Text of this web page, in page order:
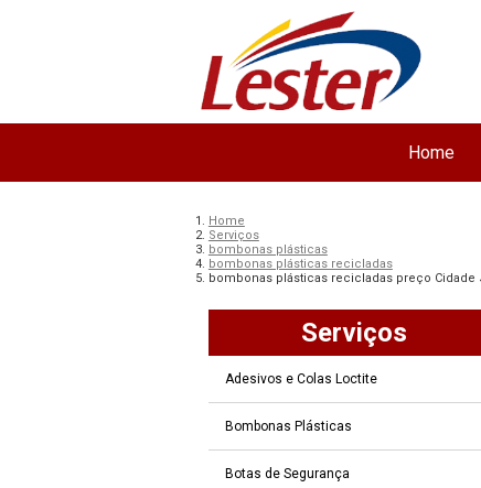
Home
Home
Serviços
bombonas plásticas
bombonas plásticas recicladas
bombonas plásticas recicladas preço Cidade
Serviços
Adesivos e Colas Loctite
Bombonas Plásticas
Botas de Segurança